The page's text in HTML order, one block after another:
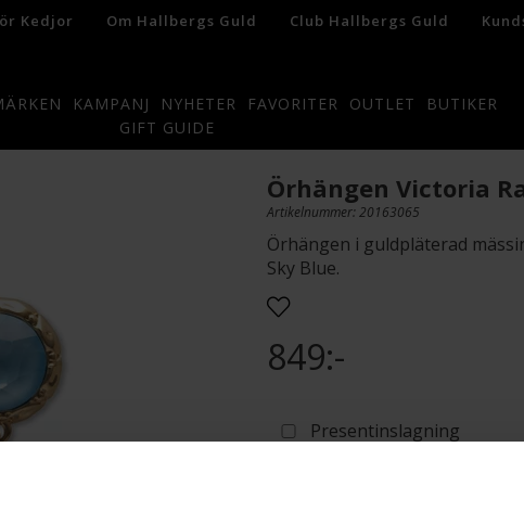
Kedjor Om Hallbergs Guld Club Hallbergs Guld
KAMPANJ NYHETER FAVORITER OUTLET
BUTIKER
GIFT GUIDE
Örhängen Victoria
Artikelnummer: 20163065
Örhängen i guldpläterad
Sky Blue.
849:-
Presentinslagning